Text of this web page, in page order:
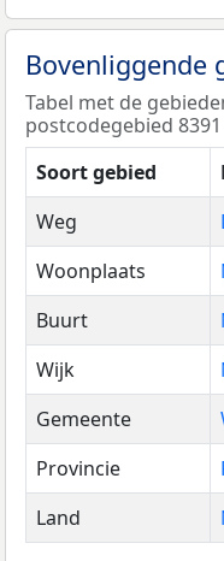
Bovenliggende
Tabel met de
postcodegebied
Soort gebied
Weg
Woonplaats
Buurt
Wijk
Gemeente
Provincie
Land